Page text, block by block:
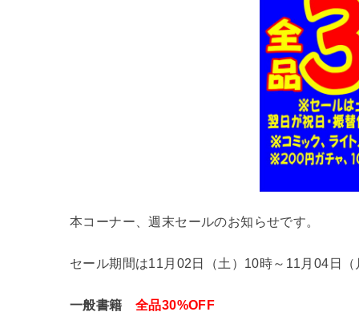
本コーナー、週末セールのお知らせです。
セール期間は11月02日（土）10時～11月04日
一般書籍 全品30%OFF